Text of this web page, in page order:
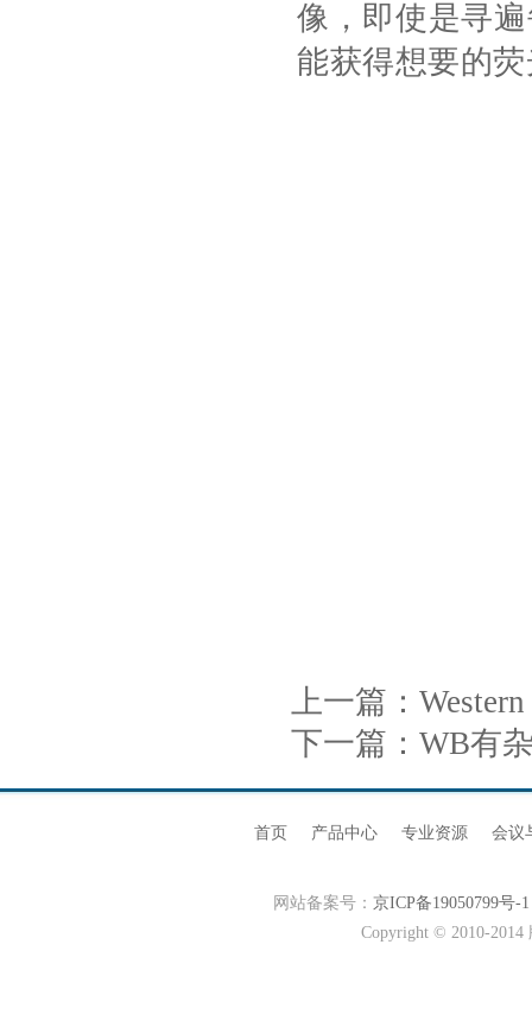
像，即使是寻
能获得想要的
上一篇：
下一篇： WB有
首页 产品中心 专业资源 会议
网站备案号： 京ICP备19050799号-1
Copyright © 2010-